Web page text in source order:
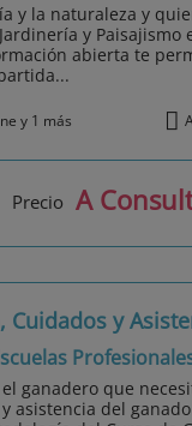
y la naturaleza y
y Paisajismo
abierta te
y 1 más
Precio A
Cuidados y
ganadero que
asistencia del